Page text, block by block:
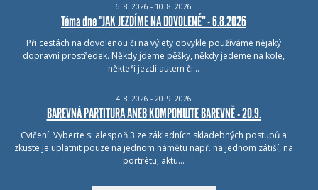
6. 8. 2026 - 10. 8. 2026
Téma dne "JAK JEZDÍME NA DOVOLENÉ" - 6.8.2026
Při cestách na dovolenou či na výlety obvykle používáme nějaký
dopravní prostředek. Někdy jdeme pěšky, někdy jedeme na kole,
někteří jezdí autem či…
4. 8. 2026 - 20. 9. 2026
BAREVNÁ PARTITURA ANEB KOMPONUJTE BAREVNĚ - 20.9.
Cvičení: Vyberte si alespoň 3 ze základních skladebných postupů a
zkuste je uplatnit pouze na jednom námětu např. na jednom zátiší, na
portrétu, aktu…